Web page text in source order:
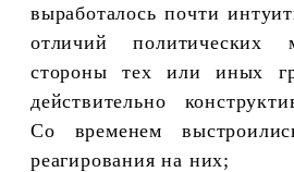
выработалось почти
отличий политических
стороны тех или иных
действительно
Со временем
реагирования на них;